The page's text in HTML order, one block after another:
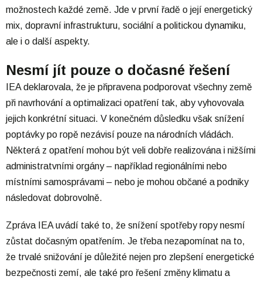
možnostech každé země. Jde v první řadě o její energetický
mix, dopravní infrastrukturu, sociální a politickou dynamiku,
ale i o další aspekty.
Nesmí jít pouze o dočasné řešení
IEA deklarovala, že je připravena podporovat všechny země
při navrhování a optimalizaci opatření tak, aby vyhovovala
jejich konkrétní situaci. V konečném důsledku však snížení
poptávky po ropě nezávisí pouze na národních vládách.
Některá z opatření mohou být veli dobře realizována i nižšími
administratvními orgány – například regionálními nebo
místními samosprávami – nebo je mohou občané a podniky
následovat dobrovolně.
Zpráva IEA uvádí také to, že snížení spotřeby ropy nesmí
zůstat dočasným opatřením. Je třeba nezapomínat na to,
že trvalé snižování je důležité nejen pro zlepšení energetické
bezpečnosti zemí, ale také pro řešení změny klimatu a